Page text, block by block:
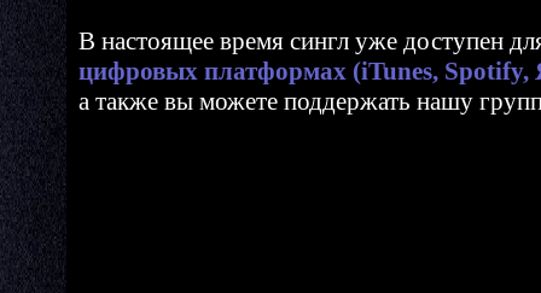
В настоящее время сингл уже доступен
цифровых платформах (iTunes,
а также вы можете поддержать нашу